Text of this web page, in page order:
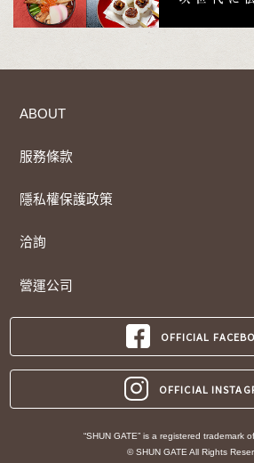
ABOUT
服務條款
隱私權保護政策
洽詢
營運公司
OFFICIAL
OFFICIAL
“SHUN GATE” is a registered trademark
© SHUN GATE All Rights